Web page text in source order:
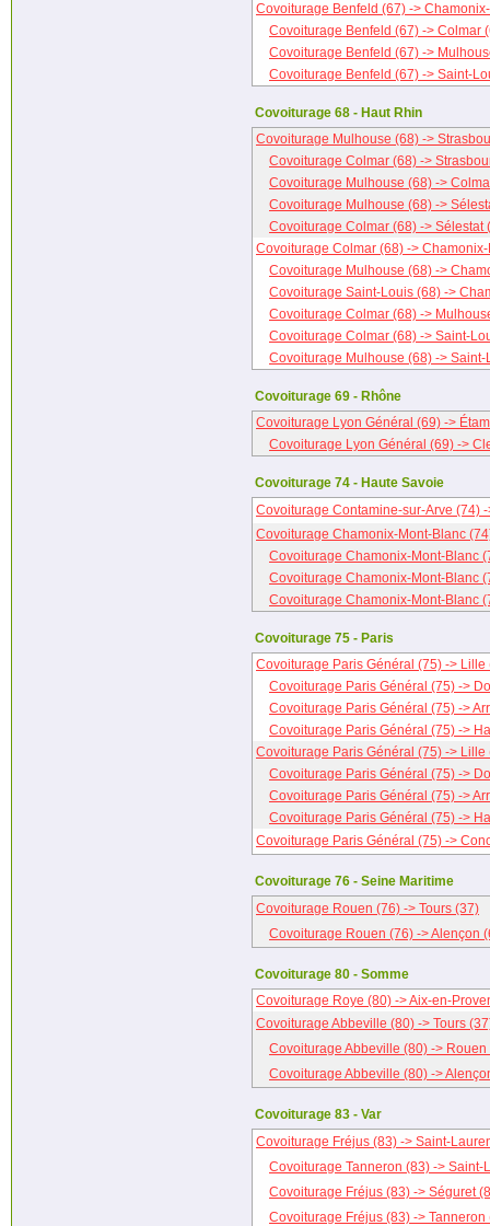
Covoiturage Benfeld (67) ->
Covoiturage Benfeld (67) -> Colmar
Covoiturage Benfeld (67) ->
Covoiturage Benfeld (67) -> Saint-
Covoiturage 68 - Haut Rhin
Covoiturage Mulhouse (68) ->
Covoiturage Colmar (68) ->
Covoiturage Mulhouse (68) ->
Covoiturage Mulhouse (68) ->
Covoiturage Colmar (68) -> Sélestat
Covoiturage Colmar (68) ->
Covoiturage Mulhouse (68) ->
Covoiturage Saint-Louis (68) ->
Covoiturage Colmar (68) ->
Covoiturage Colmar (68) -> Saint-
Covoiturage Mulhouse (68) -> Saint-
Covoiturage 69 - Rhône
Covoiturage Lyon Général (69) ->
Covoiturage Lyon Général (69) ->
Covoiturage 74 - Haute Savoie
Covoiturage Contamine-sur-Arve (74)
Covoiturage Chamonix-Mont-Blanc
Covoiturage Chamonix-Mont-Blanc
Covoiturage Chamonix-Mont-Blanc
Covoiturage Chamonix-Mont-Blanc
Covoiturage 75 - Paris
Covoiturage Paris Général (75) -> Lille
Covoiturage Paris Général (75) ->
Covoiturage Paris Général (75) ->
Covoiturage Paris Général (75) ->
Covoiturage Paris Général (75) -> Lille
Covoiturage Paris Général (75) ->
Covoiturage Paris Général (75) ->
Covoiturage Paris Général (75) ->
Covoiturage Paris Général (75) ->
Covoiturage 76 - Seine Maritime
Covoiturage Rouen (76) -> Tours (37)
Covoiturage Rouen (76) -> Alençon
Covoiturage 80 - Somme
Covoiturage Roye (80) -> Aix-en-
Covoiturage Abbeville (80) -> Tours
Covoiturage Abbeville (80) -> Rouen
Covoiturage Abbeville (80) ->
Covoiturage 83 - Var
Covoiturage Fréjus (83) -> Saint-
Covoiturage Tanneron (83) -> Saint-
Covoiturage Fréjus (83) -> Séguret
Covoiturage Fréjus (83) -> Tanneron